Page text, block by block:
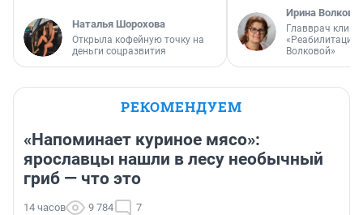
Наталья Шорохова
Открыла кофейную точку на
деньги соцразвития
Ирина Волкова
Главврач
«Реабилитация
Волковой»
РЕКОМЕНДУЕМ
«Напоминает куриное мясо»:
ярославцы нашли в лесу необычный
гриб — что это
14 часов 9 784 7